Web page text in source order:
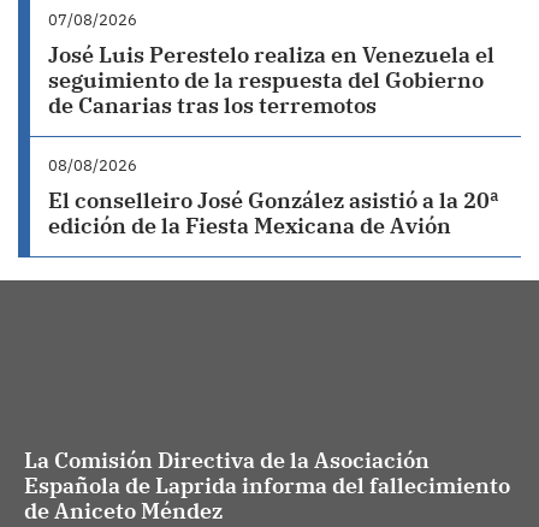
07/08/2026
José Luis Perestelo realiza en Venezuela el
seguimiento de la respuesta del Gobierno
de Canarias tras los terremotos
08/08/2026
El conselleiro José González asistió a la 20ª
edición de la Fiesta Mexicana de Avión
La Comisión Directiva de la Asociación
Española de Laprida informa del fallecimiento
de Aniceto Méndez